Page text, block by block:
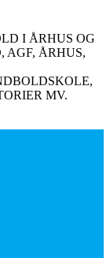
I ÅRHUS OG
AGF, ÅRHUS,
MV.